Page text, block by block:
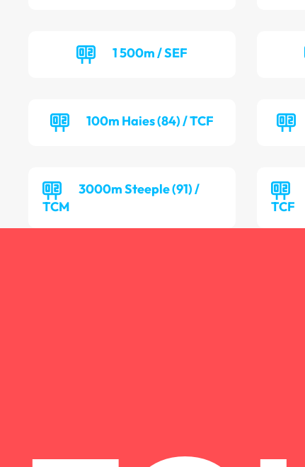
1 500m / SEF
100m Haies (84) / TCF
3000m Steeple (91) /
TCM
TCF